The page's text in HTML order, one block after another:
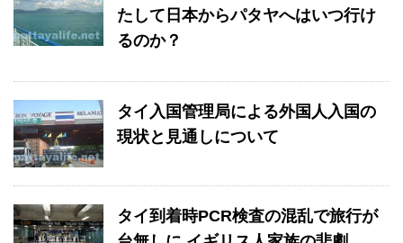
たして日本からパタヤへはいつ行け
るのか？
タイ入国管理局による外国人入国の
現状と見通しについて
タイ到着時PCR検査の混乱で旅行が